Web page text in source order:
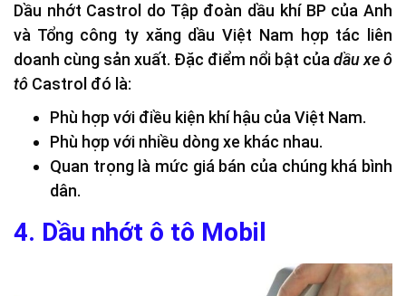
Dầu nhớt Castrol do Tập đoàn dầu khí BP của Anh
và Tổng công ty xăng dầu Việt Nam hợp tác liên
doanh cùng sản xuất. Đặc điểm nổi bật củadầu xe ô
tô Castrol đó là:
Phù hợp với điều kiện khí hậu của Việt Nam.
Phù hợp với nhiều dòng xe khác nhau.
Quan trọng là mức giá bán của chúng khá bình
dân.
4. Dầu nhớt ô tô Mobil